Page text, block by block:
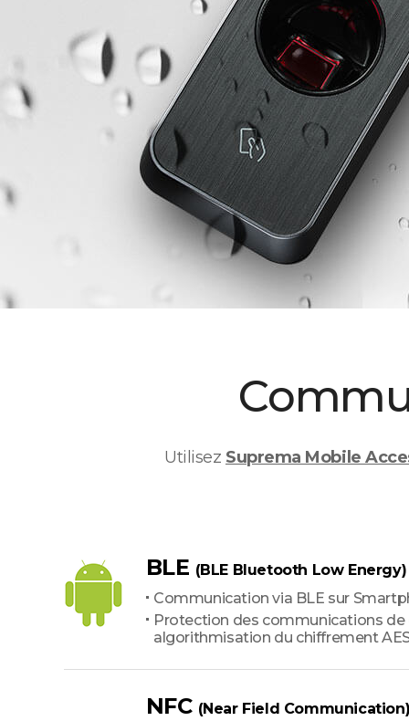
Utilisez Suprema Mobile
BLE (BLE Bluetooth Low Energy)
Communication via BLE sur
Protection des communications de
algorithmisation du chiffrement
NFC (Near Field Communication)